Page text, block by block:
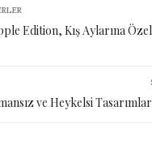
Edition, Kış Aylarına
ve Heykelsi